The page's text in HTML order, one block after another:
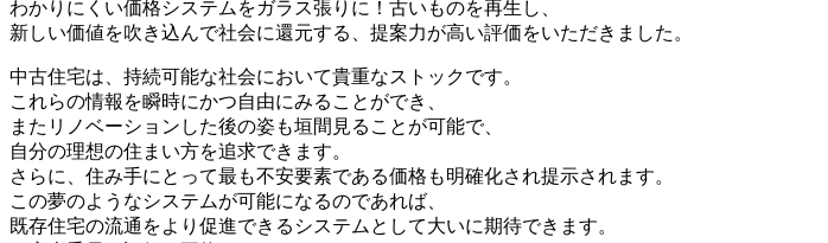
わかりにくい価格システムをガラス張りに！古いものを再生し、
新しい価値を吹き込んで社会に還元する、提案力が高い評価をいただきました。
中古住宅は、持続可能な社会において貴重なストックです。
これらの情報を瞬時にかつ自由にみることができ、
またリノベーションした後の姿も垣間見ることが可能で、
自分の理想の住まい方を追求できます。
さらに、住み手にとって最も不安要素である価格も明確化され提示されます。
この夢のようなシステムが可能になるのであれば、
既存住宅の流通をより促進できるシステムとして大いに期待できます。